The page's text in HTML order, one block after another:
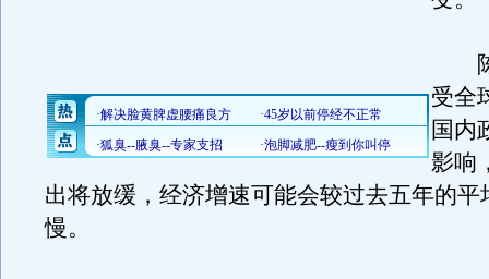
陈
受全
国内
影响
出将放缓，经济增速可能会较过去五年的平
慢。